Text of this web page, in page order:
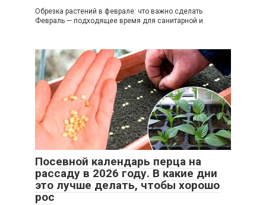
Обрезка растений в феврале: что важно сделать
Февраль — подходящее время для санитарной и
Посевной календарь перца на
рассаду в 2026 году. В какие дни
это лучше делать, чтобы хорошо
рос